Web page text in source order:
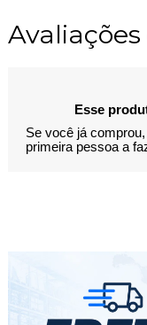
Esse
Se você já
primeira pessoa a